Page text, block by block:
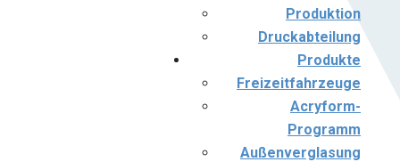
Produktion
Druckabteilung
Produkte
Freizeitfahrzeuge
Acryform-
Programm
Außenverglasung